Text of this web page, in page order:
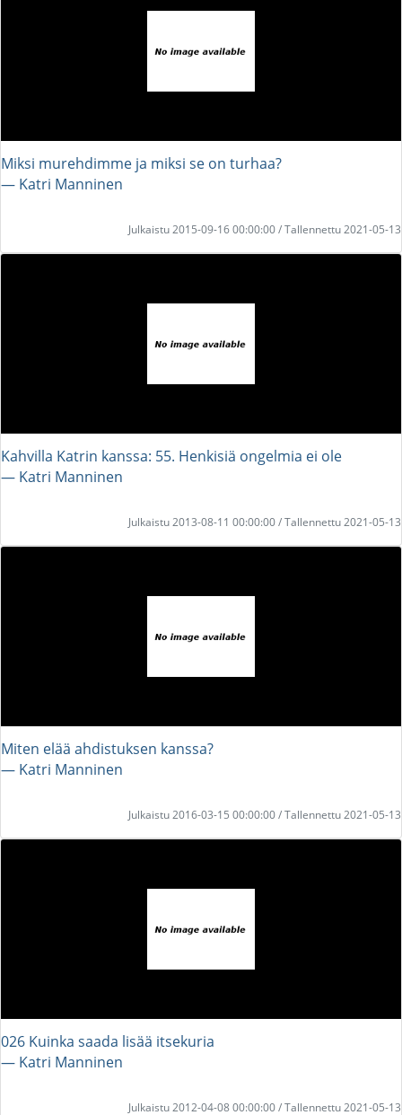
Miksi murehdimme ja miksi se on turhaa?
― Katri Manninen
Julkaistu 2015-09-16 00:00:00 / Tallennettu 2021-05-13
Kahvilla Katrin kanssa: 55. Henkisiä ongelmia ei ole
― Katri Manninen
Julkaistu 2013-08-11 00:00:00 / Tallennettu 2021-05-13
Miten elää ahdistuksen kanssa?
― Katri Manninen
Julkaistu 2016-03-15 00:00:00 / Tallennettu 2021-05-13
026 Kuinka saada lisää itsekuria
― Katri Manninen
Julkaistu 2012-04-08 00:00:00 / Tallennettu 2021-05-13